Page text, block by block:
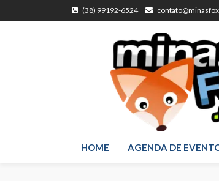
(38) 99192-6524
HOME AGENDA DE